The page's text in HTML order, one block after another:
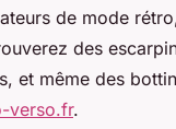
de mode
des
et même des
verso.fr.